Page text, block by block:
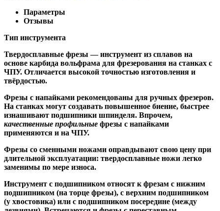
Параметры
Отзывы
Тип инструмента
Твердосплавные фрезы — инструмент из сплавов на
основе карбида вольфрама для фрезерования на станках с
ЧПУ. Отличается высокой точностью изготовления и
твёрдостью.
Фрезы с напайками рекомендованы для ручных фрезеров.
На станках могут создавать повышенное биение, быстрее
изнашивают подшипники шпинделя. Впрочем,
качественные профильные фрезы с напайками
применяются и на ЧПУ.
Фрезы со сменными ножами оправдывают свою цену при
длительной эксплуатации: твердосплавные ножи легко
заменимы по мере износа.
Инструмент с подшипником относят к фрезам с нижним
подшипником (на торце фрезы), с верхним подшипником
(у хвостовика) или с подшипником посередине (между